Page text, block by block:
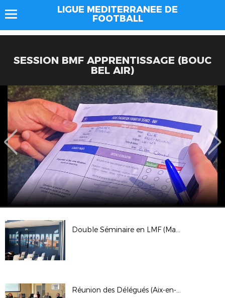
LIGUE MEDITERRANEE DE
FOOTBALL
SESSION BMF APPRENTISSAGE (BOUC
BEL AIR)
Double Séminaire en LMF (Marseille et Aix)
Réunion des Délégués (Aix-en-Provence)